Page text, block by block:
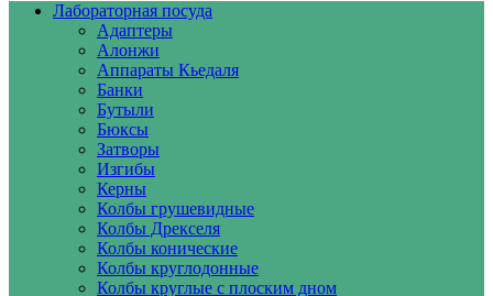
Лабораторная посуда
Адаптеры
Алонжи
Аппараты Кьедаля
Банки
Бутыли
Бюксы
Затворы
Изгибы
Керны
Колбы грушевидные
Колбы Дрекселя
Колбы конические
Колбы круглодонные
Колбы круглые с плоским дном